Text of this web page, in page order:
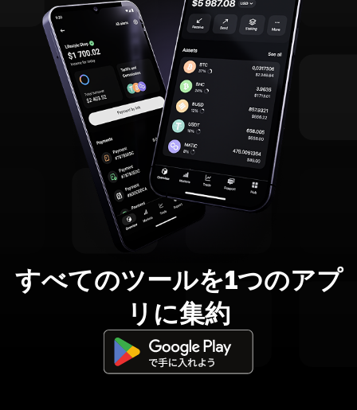
すべてのツールを1つのアプ
リに集約